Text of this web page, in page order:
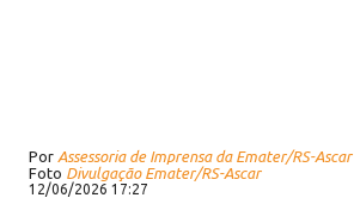
Por Assessoria de Imprensa da Emater/RS-Ascar
Foto Divulgação Emater/RS-Ascar
12/06/2026 17:27